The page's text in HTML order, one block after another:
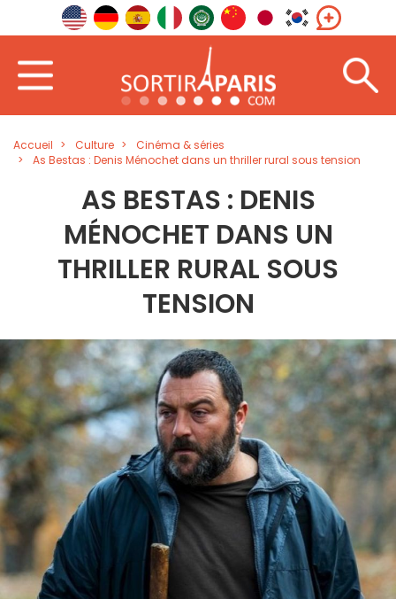
Accueil Culture
Cinéma & séries
As Bestas : Denis Ménochet dans un thriller rural sous tension
AS BESTAS : DENIS
MÉNOCHET DANS UN
THRILLER RURAL SOUS
TENSION